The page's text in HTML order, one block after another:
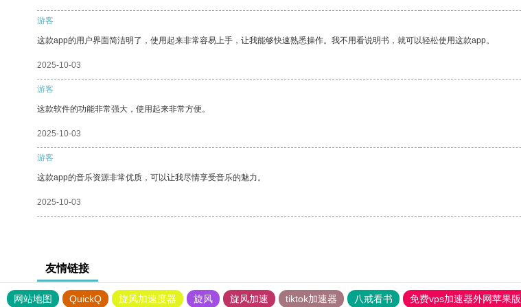
游客
这款app的用户界面简洁明了，使用起来非常容易上手，让我能够快速熟悉操作。我不用看说明书，就可以轻松使用这款app。
2025-10-03
游客
这款软件的功能非常强大，使用起来非常方便。
2025-10-03
游客
这款app的音乐资源非常优质，可以让我尽情享受音乐的魅力。
2025-10-03
友情链接
网站地图 QuickQ 旋风加速度器 旋风 旋风加速 tiktok加速器 八戒看书 免费vps加速器外网苹果版